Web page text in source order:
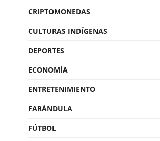
CRIPTOMONEDAS
CULTURAS INDÍGENAS
DEPORTES
ECONOMÍA
ENTRETENIMIENTO
FARÁNDULA
FÚTBOL